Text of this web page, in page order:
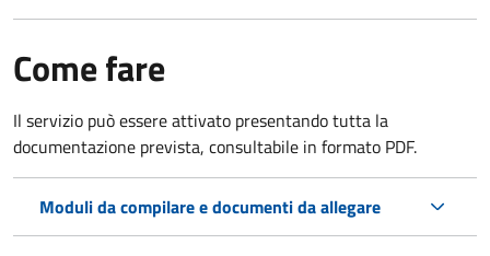
Come fare
Il servizio può essere attivato presentando tutta la
documentazione prevista, consultabile in formato PDF.
Moduli da compilare e documenti da allegare